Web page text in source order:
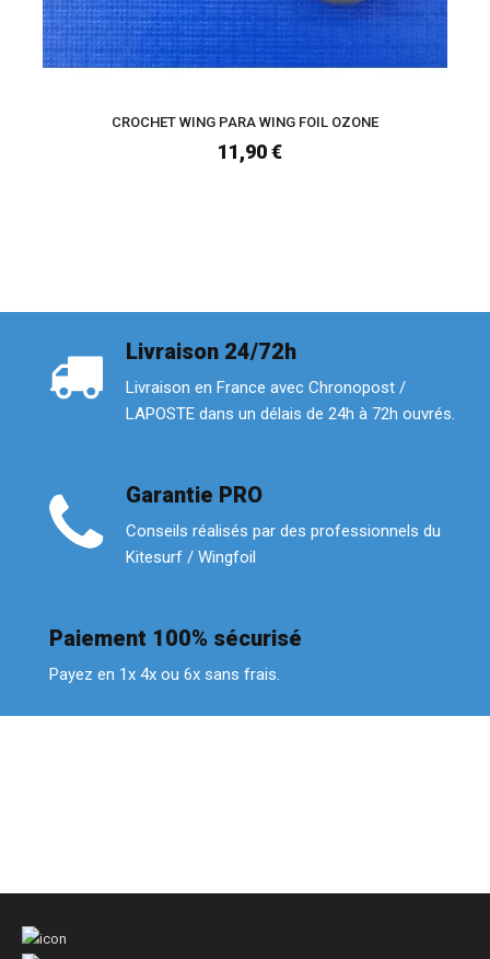
CROCHET WING PARA WING FOIL OZONE
11,90 €
Livraison 24/72h
Livraison en France avec Chronopost /
LAPOSTE dans un délais de 24h à 72h ouvrés.
Garantie PRO
Conseils réalisés par des professionnels du
Kitesurf / Wingfoil
Paiement 100% sécurisé
Payez en 1x 4x ou 6x sans frais.